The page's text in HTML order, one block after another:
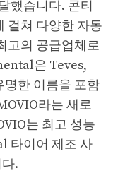
했습니다. 콘티
걸쳐 다양한 자동
고의 공급업체로
은 Teves,
명한 이름을 포함
라는 새로
는 최고 성능
타이어 제조 사
.